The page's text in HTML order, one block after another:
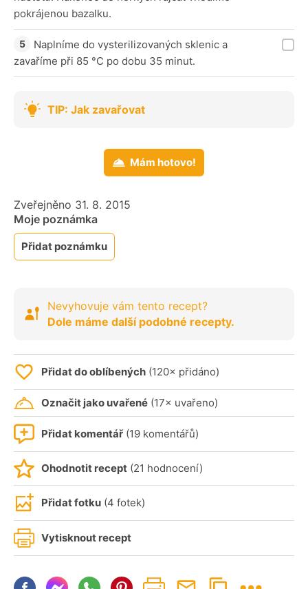
pokrájenou bazalku.
Naplníme do vysterilizovaných sklenic a
zavaříme při 85 °C po dobu 35 minut.
TIP: Jak zavařovat
Mám hotovo!
Zveřejněno 31. 8. 2015
Moje poznámka
Přidat poznámku
Nevyhovuje vám tento recept?
Dole máme další podobné recepty.
Přidat do oblíbených (120× přidáno)
Označit jako uvařené (17× uvařeno)
Přidat komentář (19 komentářů)
Ohodnotit recept (21 hodnocení)
Přidat fotku (4 fotek)
Vytisknout recept